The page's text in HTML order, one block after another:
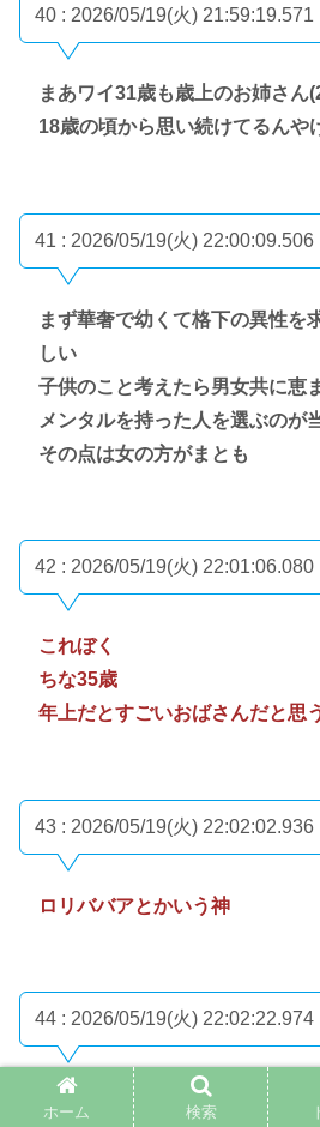
40 : 2026/05/19(火) 21:59:19.571
まあワイ31歳も歳上のお姉さん
18歳の頃から思い続けてるんや
41 : 2026/05/19(火) 22:00:09.506
まず華奢で幼くて格下の異性を
しい
子供のこと考えたら男女共に恵
メンタルを持った人を選ぶのが
その点は女の方がまとも
42 : 2026/05/19(火) 22:01:06.080
これぼく
ちな35歳
年上だとすごいおばさんだと思
43 : 2026/05/19(火) 22:02:02.936
ロリババアとかいう神
44 : 2026/05/19(火) 22:02:22.974
年上好きでも包容力とか言って
ホーム 検索